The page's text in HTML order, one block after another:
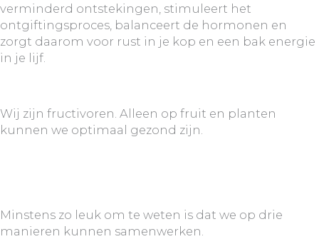
verminderd ontstekingen, stimuleert het
ontgiftingsproces, balanceert de hormonen en
zorgt daarom voor rust in je kop en een bak energie
in je lijf.
Wij zijn fructivoren. Alleen op fruit en planten
kunnen we optimaal gezond zijn.
Minstens zo leuk om te weten is dat we op drie
manieren kunnen samenwerken.